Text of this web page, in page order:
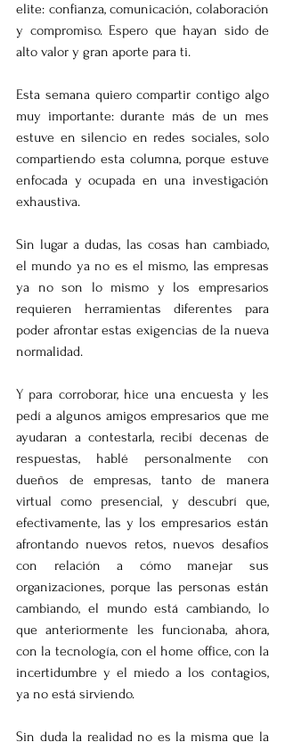
elite: confianza, comunicación, colaboración
y compromiso. Espero que hayan sido de
alto valor y gran aporte para ti.
Esta semana quiero compartir contigo algo
muy importante: durante más de un mes
estuve en silencio en redes sociales, solo
compartiendo esta columna, porque estuve
enfocada y ocupada en una investigación
exhaustiva.
Sin lugar a dudas, las cosas han cambiado,
el mundo ya no es el mismo, las empresas
ya no son lo mismo y los empresarios
requieren herramientas diferentes para
poder afrontar estas exigencias de la nueva
normalidad.
Y para corroborar, hice una encuesta y les
pedí a algunos amigos empresarios que me
ayudaran a contestarla, recibí decenas de
respuestas, hablé personalmente con
dueños de empresas, tanto de manera
virtual como presencial, y descubrí que,
efectivamente, las y los empresarios están
afrontando nuevos retos, nuevos desafíos
con relación a cómo manejar sus
organizaciones, porque las personas están
cambiando, el mundo está cambiando, lo
que anteriormente les funcionaba, ahora,
con la tecnología, con el home office, con la
incertidumbre y el miedo a los contagios,
ya no está sirviendo.
Sin duda la realidad no es la misma que la